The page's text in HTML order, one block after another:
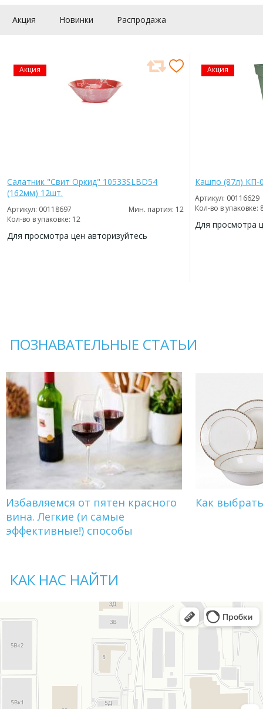
Акция Новинки Распродажа
Акция
Салатник "Свит Оркид" 10533SLBD54
(162мм) 12шт.
Артикул: 00118697
Мин. партия: 12
Кол-во в упаковке: 12
Для просмотра цен авторизуйтесь
Акция
Кашпо (87л) КП-
Артикул: 00116629
Кол-во в упаковке:
Для просмотра
ПОЗНАВАТЕЛЬНЫЕ СТАТЬИ
Избавляемся от пятен красного
вина. Легкие (и самые
эффективные!) способы
Как
КАК НАС НАЙТИ